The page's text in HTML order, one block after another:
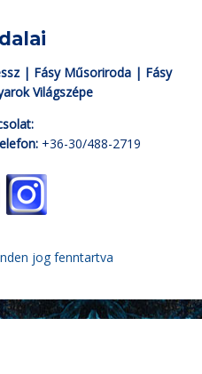
| Fásy Műsoriroda | Fásy
Világszépe
+36-30/488-2719
jog fenntartva